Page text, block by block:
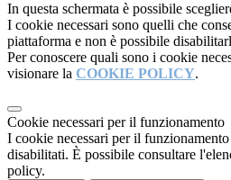
In questa schermata è possibile
I cookie necessari sono quelli che
piattaforma e non è possibile
Per conoscere quali sono i cookie
visionare la COOKIE POLICY.
Cookie necessari per il funzionamento
I cookie necessari per il funzionamento
disabilitati. È possibile consultare
policy.